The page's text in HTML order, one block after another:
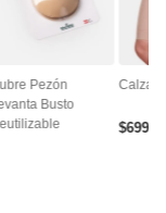
Pezón
Busto
Calza
$6990